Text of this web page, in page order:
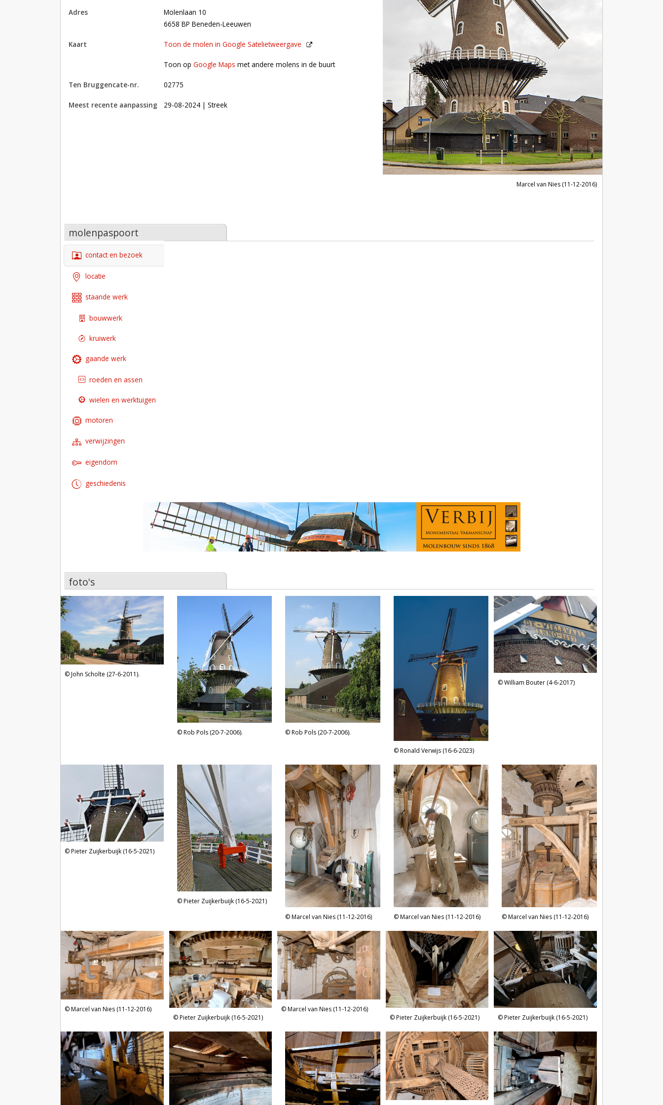
adres
Molenlaan 10
6658 BP Beneden-Leeuwen
kaart Toon de molen in Google Satelietweergave
Toon op Google Maps met andere molens in de buurt
Toon op Google Maps met andere molens in de buurt
Ten Bruggencate-nr. 02775
Meest recente aanpassing 29-08-2024 | Streek
Marcel van Nies (11-12-2016)
molenpaspoort
contact en bezoek
locatie
staande werk
bouwwerk
kruiwerk
gaande werk
roeden en assen
wielen en werktuigen
motoren
verwijzingen
eigendom
geschiedenis
foto's
foto's
John Scholte (27-6-2011).
Rob Pols (20-7-2006). Rob Pols (20-7-2006).
Ronald Verwijs (16-6-2023)
William Bouter (4-6-2017)
Pieter Zuijkerbuijk (16-5-2021)
Pieter Zuijkerbuijk (16-5-2021)
Marcel van Nies (11-12-2016)
Marcel van Nies (11-12-2016) Marcel van Nies (11-12-2016)
Marcel van Nies (11-12-2016)
Pieter Zuijkerbuijk (16-5-2021)
Marcel van Nies (11-12-2016)
Pieter Zuijkerbuijk (16-5-2021)
Pieter Zuijkerbuijk (16-5-2021)